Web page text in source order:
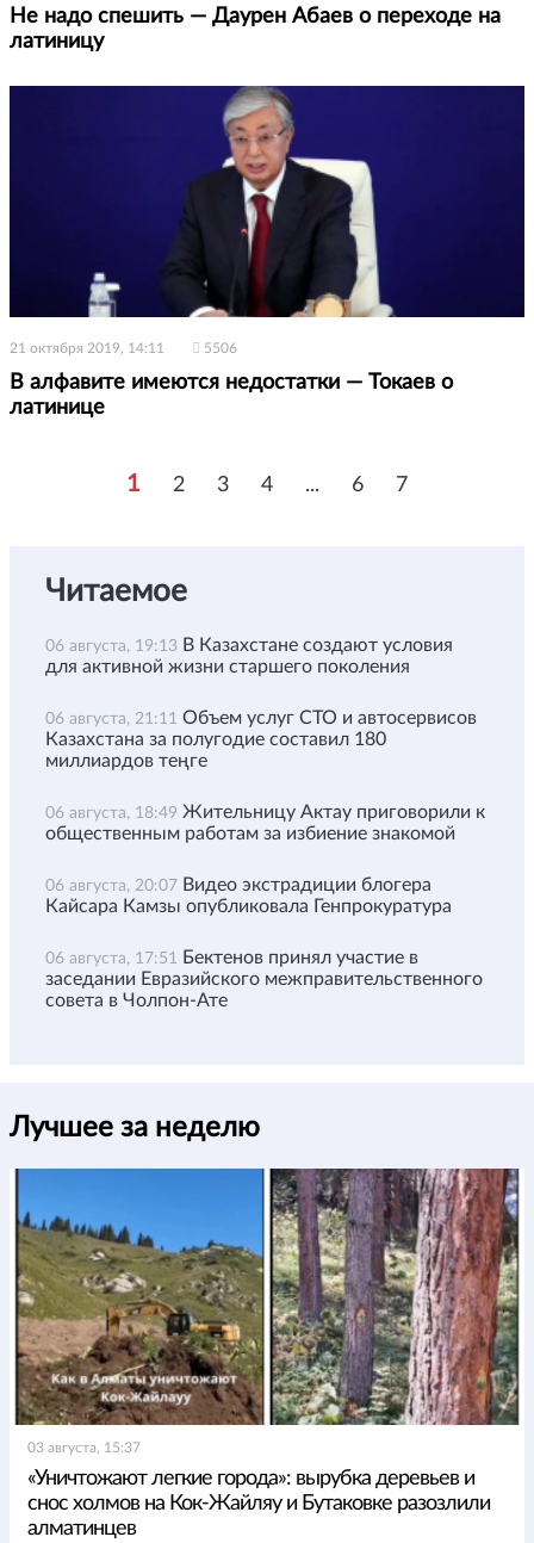
Не надо спешить — Даурен Абаев о переходе на
латиницу
21 октября 2019, 14:11 5506
В алфавите имеются недостатки — Токаев о
латинице
1 2 3 4 ... 6 7
Читаемое
06 августа, 19:13 В Казахстане создают условия
для активной жизни старшего поколения
06 августа, 21:11 Объем услуг СТО и автосервисов
Казахстана за полугодие составил 180
миллиардов теңге
06 августа, 18:49 Жительницу Актау приговорили к
общественным работам за избиение знакомой
06 августа, 20:07 Видео экстрадиции блогера
Кайсара Камзы опубликовала Генпрокуратура
06 августа, 17:51
Бектенов принял участие в
заседании Евразийского межправительственного
совета в Чолпон-Ате
Лучшее за неделю
03 августа, 15:37
«Уничтожают легкие города»: вырубка деревьев и
снос холмов на Кок-Жайляу и Бутаковке разозлили
алматинцев